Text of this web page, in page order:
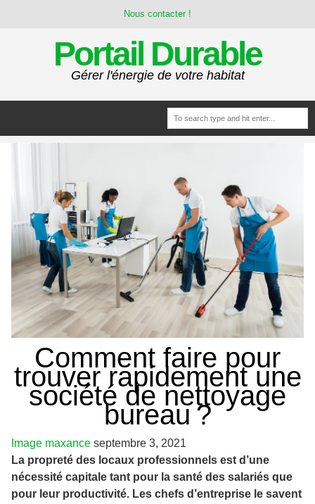
Nous contacter !
Portail Durable
Gérer l'énergie de votre habitat
Comment faire pour
trouver rapidement une
société de nettoyage
bureau ?
Image maxance septembre 3, 2021
La propreté des locaux professionnels est d’une
nécessité capitale tant pour la santé des salariés que
pour leur productivité. Les chefs d’entreprise le savent